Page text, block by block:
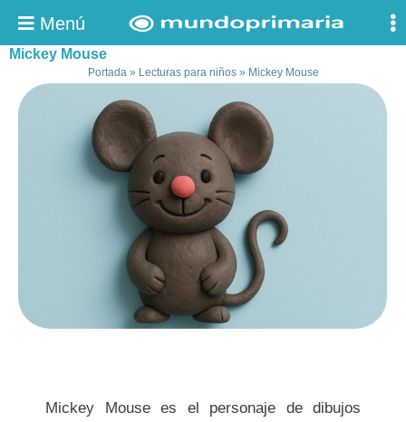
Menú
Mickey Mouse
Portada» Lecturas para niños» Mickey Mouse
Mickey Mouse es el personaje de dibujos